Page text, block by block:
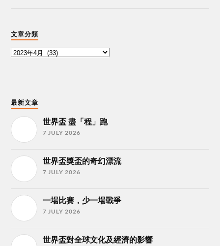
文章分類
最新文章
世界盃 盡「程」跑
7 JULY 2026
世界盃獎盃的奇幻漂流
7 JULY 2026
一場比賽，少一場戰爭
7 JULY 2026
世界盃對全球文化及經濟的影響